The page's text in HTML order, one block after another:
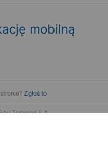
mobilną
Zgłoś to
Teroplan S.A.